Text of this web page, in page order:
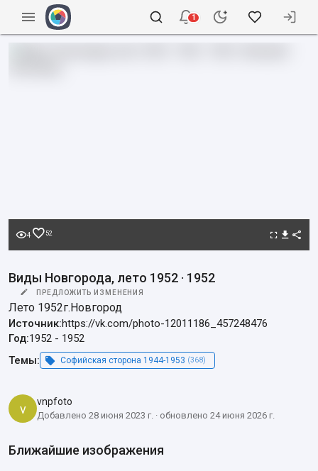
1
4 52
Виды Новгорода, лето 1952 · 1952
ПРЕДЛОЖИТЬ ИЗМЕНЕНИЯ
Лето 1952г.Новгород
Источник:https://vk.com/photo-12011186_457248476
Год:1952 - 1952
Темы:
Софийская сторона 1944-1953 (368)
v vnpfoto
Добавлено 28 июня 2023 г. · обновлено 24 июня 2026 г.
Ближайшие изображения